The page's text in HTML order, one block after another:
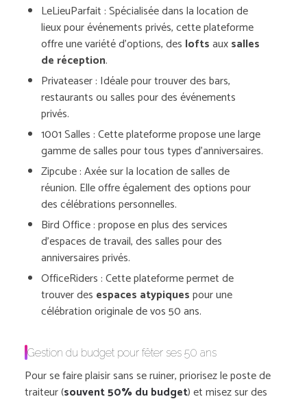
LeLieuParfait : Spécialisée dans la location de
lieux pour événements privés, cette plateforme
offre une variété d’options, des loftsauxsalles
de réception.
Privateaser: Idéale pour trouver des bars,
restaurants ou salles pour des événements
privés.
1001 Salles : Cette plateforme propose une large
gamme de salles pour tous types d’anniversaires.
Zipcube: Axée sur la location de salles de
réunion. Elle offre également des options pour
des célébrations personnelles.
Bird Office: propose en plus des services
d’espaces de travail, des salles pour des
anniversaires privés.
OfficeRiders : Cette plateforme permet de
trouver des espaces atypiquespour une
célébration originale de vos 50 ans.
Gestion du budget pour fêter ses 50 ans
Pour se faire plaisir sans se ruiner, priorisez le poste de
traiteur (souvent 50% du budget) et misez sur des